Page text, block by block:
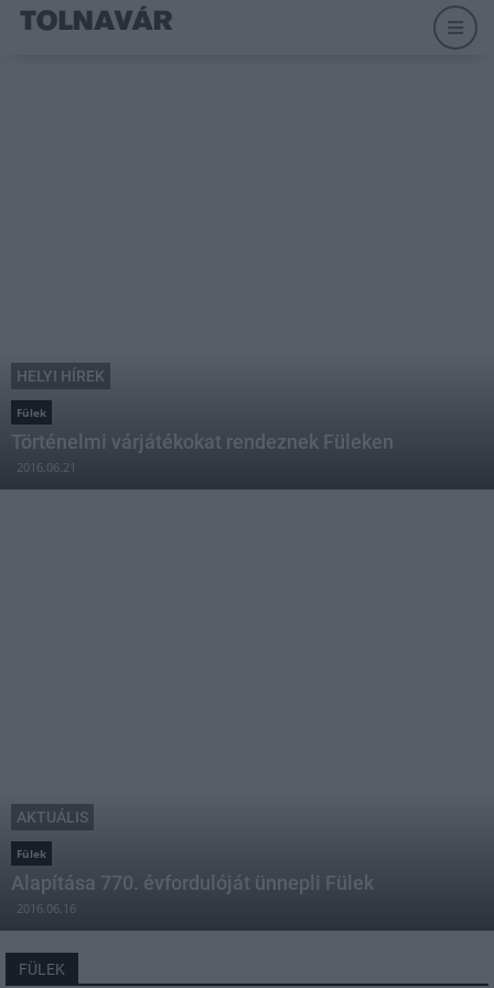
HELYI HÍREK
Fülek
Történelmi várjátékokat rendeznek Füleken
2016.06.21
AKTUÁLIS
Fülek
Alapítása 770. évfordulóját ünnepli Fülek
2016.06.16
FÜLEK